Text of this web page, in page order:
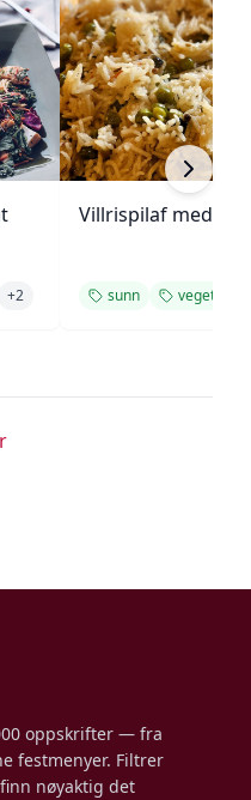
+2
Villrispilaf med
sunn vegetar
oppskrifter — fra
festmenyer. Filtrer
nøyaktig det